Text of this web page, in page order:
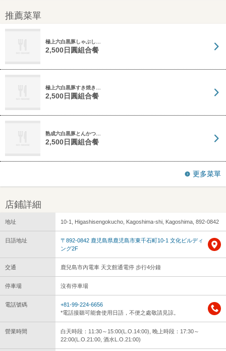
推薦菜單
極上六白黒豚しゃぶし…
2,500日圓組合餐
極上六白黒豚すき焼き…
2,500日圓組合餐
熟成六白黒豚とんかつ…
2,500日圓組合餐
更多菜單
店鋪詳細
地址 10-1, Higashisengokucho, Kagoshima-shi, Kagoshima, 892-0842
日語地址
〒892-0842 鹿児島県鹿児島市東千石町10-1 文化ビルディ
ング2F
交通 鹿兒島市內電車 天文館通電停 步行4分鐘
停車場 沒有停車場
電話號碼
+81-99-224-6656
*電話接聽可能會使用日語，不便之處敬請見諒。
營業時間
白天時段：11:30～15:00(L.O.14:00), 晚上時段：17:30～
22:00(L.O.21:00, 酒水L.O.21:00)